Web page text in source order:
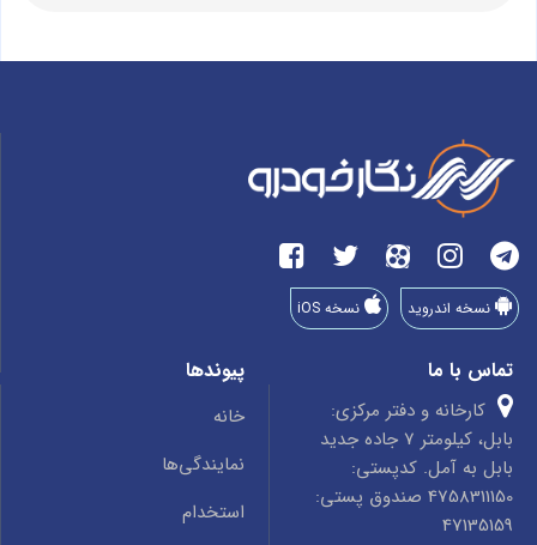
نسخه اندروید نسخه iOS
تماس با ما
کارخانه و دفتر مرکزی:
بابل، کیلومتر 7 جاده جدید
بابل به آمل. کدپستی:
4758311150 صندوق پستی:
47135159
پیوندها
خانه
نمایندگی‌ها
استخدام